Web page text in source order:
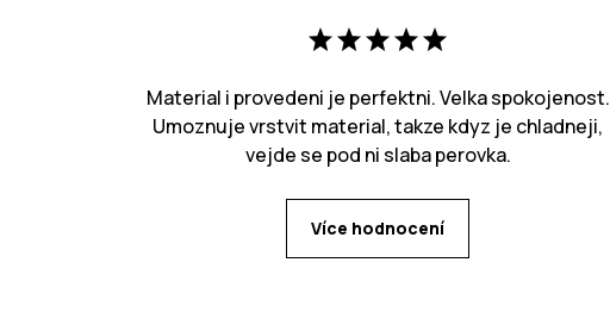
Material i provedeni je perfektni. Velka spokojenost.
Umoznuje vrstvit material, takze kdyz je chladneji,
vejde se pod ni slaba perovka.
Více hodnocení